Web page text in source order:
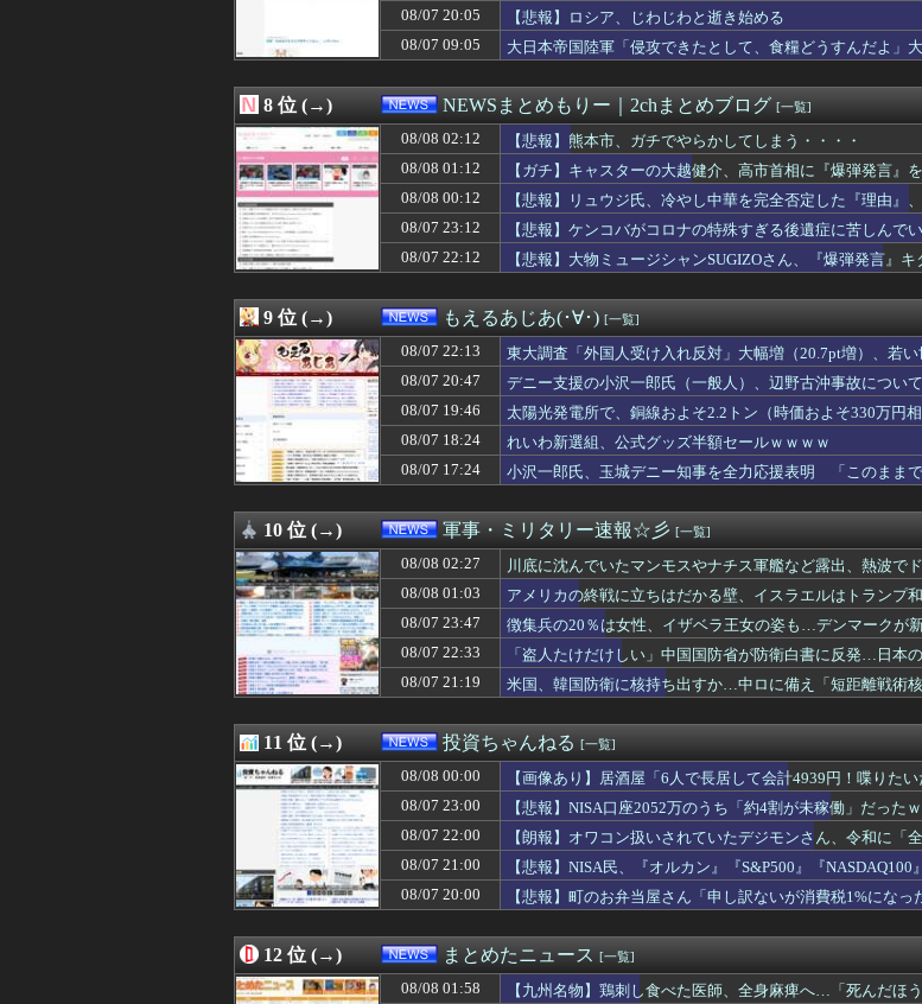
バカ「アジフライうめーwww」ワイ「ほーい(ケチャップ取り上げる)」
08/07 22:12
【悲報】大物ミュージシャンSUGIZOさん、『爆弾発言』キタァアアアア
08/07 22:10
【速報】人事院、2年連続で国家公務員月給3%増の「1万5056円」引き上
08/07 22:08
【悲報】X民「高市総理が防弾ガラスやSPに守られてながら平和式典でス
08/07 22:05
日本やドイツが連合国に負けた理由
08/07 22:03
【悲報】「舌を入れてきたから歯と口でブロック」元ジャンポケ斉藤の不
08/07 22:00
声優の声でAI動画作ってる人達、終了へ
08/07 22:00
【朗報】オワコン扱いされていたデジモンさん、令和に「全盛期を超え
08/07 22:00
【芸能】元EXILE・黒木啓司、妻・宮崎麗果被告へのDV事案で逮捕され
08/07 22:00
【速報】サウジ パキスタン トルコ３カ国 相互防衛協定締結
08/07 22:00
「米国の民間組織」から情報提供…18歳未満の女の子の裸が写った画像
08/07 22:00
【速報】サウジ パキスタン トルコ３カ国 相互防衛協定締結
08/07 21:55
【悲報】タイミー虐めが流行ってる模様
08/07 21:55
中国メディア 中国製の「プレハブ住宅」に世界から注文が殺到 その理
08/07 21:47
【さようなら】れいわ大石あきこさん、離党報告&活動休止を宣言
08/07 21:42
【バルス】米雇用統計大幅悪化 ドル円は1ドル157円台まで急落
08/07 21:41
ロシア外務省報道官「広島市長は『偽りの呪文』繰り返している」 平
08/07 21:40
オンライン会見に顔を出さず出席した男性、他の職員に促され顔を出し
08/07 21:40
最新のゲノム解析の結果､日本人の遺伝子は白人や黒人よりも中国人や韓
08/07 21:40
【速報】京大病院、手術ミスで女性患者を「植物状態」にしてしまう・
08/07 21:37
検索したら「AIによる概要」ってなって、適当なこと書いてるよな
08/07 21:30
過給なしで420ps。しかもL型エンジン…このS31Zいくらかかってるんだ…
08/07 21:29
「小泉やめろ」核巡る防衛相発言を批判、横浜駅西口で市民ら #高市小
08/07 21:20
『クローバー』全巻「99円」セール！全43巻「22,704円」→「4,257円...
08/07 21:19
米国、韓国防衛に核持ち出すか…中ロに備え「短距離戦術核」を検討！
08/07 21:15
前例があるからねえ 〜 パさん「平和を願う式典なのに防弾ガラスと防
08/07 21:12
【衝撃】ブラジルで『異変』が起こっている模様・・・・・・
08/07 21:10
【速報】トランプ大統領、出産旅行を禁じる大統領令「米国籍取得を目
08/07 21:09
「ピクサー最大の失敗だ」と日本を舞台にした某アメリカ産アニメが話
08/07 21:09
KDDI、楽天への回線貸し出し終了へ 都市部で9月末に
08/07 21:07
【動画】広島記念公園を追い出された左翼さん、流石にキモすぎて炎上
08/07 21:05
研究者「株式投資にハマる若者はギャンブルにハマる若者と同じ傾向が
08/07 21:05
岸田が叩かれてた理由が分からん
08/07 21:03
ドン・キホーテ露店「うなぎのかば焼き」で食中毒 男女14人が発熱や腹
08/07 21:03
【悲報】17歳で無期懲役になった奴、怖いｗｗｗｗｗｗｗｗｗｗｗｗｗ
08/07 21:00
人気配信者さん、加藤純一さんのファンに「RUSTでお気に入りの配信者
08/07 21:00
【京都】高さ4.3メートルのコンクリート貯蔵機器の清掃中に転落し男性
08/07 21:00
パヨさん「なぜ高市首相は防弾ガラスの壇上で演説してたかって？殺され
08/07 21:00
カンニング竹山、消費税減税失敗→増税の流れ想像「次誰が総理やりた
08/07 21:00
【速報】悠仁さま 初の“おことば”
08/07 21:00
【悲報】NISA民、『オルカン』『S&P500』『NASDAQ100』しか買わ...
08/07 20:55
トランプ氏「FRBの金利決定はウォーシュだけのものではない」
08/07 20:05
【悲報】ロシア、じわじわと逝き始める
08/07 09:05
大日本帝国陸軍「侵攻できたとして、食糧どうすんだよ」
8 位 (→) NEWSまとめもりー｜2chまとめブログ [一覧]
08/08 02:12
【悲報】熊本市、ガチでやらかしてしまう・・・・
08/08 01:12
【ガチ】キャスターの大越健介、高市首相に『爆弾発言』
08/08 00:12
【悲報】リュウジ氏、冷やし中華を完全否定した『理由』
08/07 23:12
【悲報】ケンコバがコロナの特殊すぎる後遺症に苦しん
08/07 22:12
【悲報】大物ミュージシャンSUGIZOさん、『爆弾発言』
9 位 (→) もえるあじあ(･∀･) [一覧]
08/07 22:13
東大調査「外国人受け入れ反対」大幅増（20.7pt増）、若
08/07 20:47
デニー支援の小沢一郎氏（一般人）、辺野古沖事故につい
利用する人がいる」
08/07 19:46
太陽光発電所で、銅線およそ2.2トン（時価およそ330万円
線の半分はすでに売却 富山で「金属盗対策法違反（去年9
08/07 18:24
れいわ新選組、公式グッズ半額セールｗｗｗｗ
08/07 17:24
小沢一郎氏、玉城デニー知事を全力応援表明 「このまま
10 位 (→) 軍事・ミリタリー速報☆彡 [一覧]
08/08 02:27
川底に沈んでいたマンモスやナチス軍艦など露出、熱波で
08/08 01:03
アメリカの終戦に立ちはだかる壁、イスラエルはトランプ
08/07 23:47
徴集兵の20％は女性、イザベラ王女の姿も…デンマークが
08/07 22:33
「盗人たけだけしい」中国国防省が防衛白書に反発…日本
08/07 21:19
米国、韓国防衛に核持ち出すか…中ロに備え「短距離戦術核
11 位 (→) 投資ちゃんねる [一覧]
08/08 00:00
【画像あり】居酒屋「6人で長居して会計4939円！喋りた
08/07 23:00
【悲報】NISA口座2052万のうち「約4割が未稼働」だった
08/07 22:00
【朗報】オワコン扱いされていたデジモンさん、令和に「
08/07 21:00
【悲報】NISA民、『オルカン』『S&P500』『NASDAQ100
08/07 20:00
【悲報】町のお弁当屋さん「申し訳ないが消費税1%になっ
12 位 (→) まとめたニュース [一覧]
08/08 01:58
【九州名物】鶏刺し食べた医師、全身麻痺へ…「死んだほう